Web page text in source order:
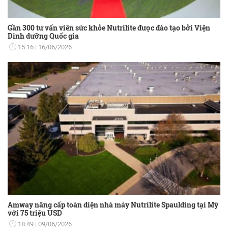
Gần 300 tư vấn viên sức khỏe Nutrilite được đào tạo bởi Viện
Dinh dưỡng Quốc gia
15:16 16/06/2026
Amway nâng cấp toàn diện nhà máy Nutrilite Spaulding tại Mỹ
với 75 triệu USD
18:49 09/06/2026